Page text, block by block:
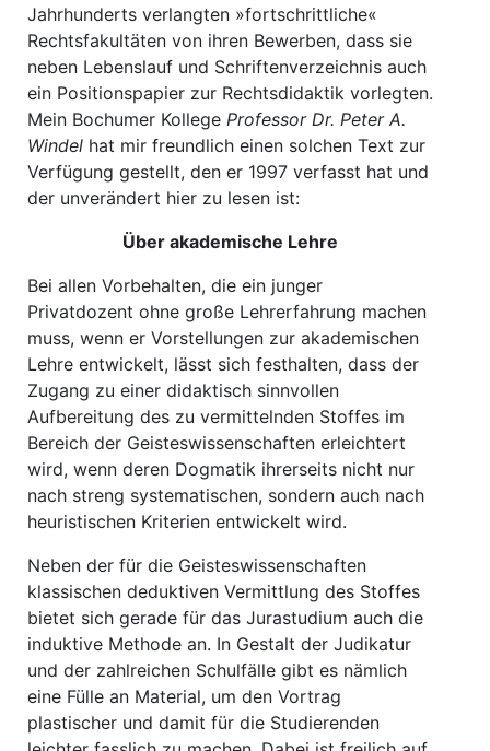
Jahrhunderts verlangten »fortschrittliche«
Rechtsfakultäten von ihren Bewerben, dass sie
neben Lebenslauf und Schriftenverzeichnis auch
ein Positionspapier zur Rechtsdidaktik vorlegten.
Mein Bochumer Kollege Professor Dr. Peter A.
Windel hat mir freundlich einen solchen Text zur
Verfügung gestellt, den er 1997 verfasst hat und
der unverändert hier zu lesen ist:
Über akademische Lehre
Bei allen Vorbehalten, die ein junger
Privatdozent ohne große Lehrerfahrung machen
muss, wenn er Vorstellungen zur akademischen
Lehre entwickelt, lässt sich festhalten, dass der
Zu­gang zu einer didaktisch sinnvollen
Aufbereitung des zu vermittelnden Stoffes im
Bereich der Geisteswissenschaften erleichtert
wird, wenn deren Dogmatik ihrerseits nicht nur
nach streng systematischen, sondern auch nach
heuristischen Kriterien entwickelt wird.
Neben der für die Geisteswissenschaften
klassischen deduktiven Vermittlung des Stoffes
bietet sich gerade für das Jurastudium auch die
induktive Methode an. In Gestalt der Judikatur
und der zahlreichen Schulfälle gibt es nämlich
eine Fülle an Material, um den Vortrag
plastischer und damit für die Studierenden